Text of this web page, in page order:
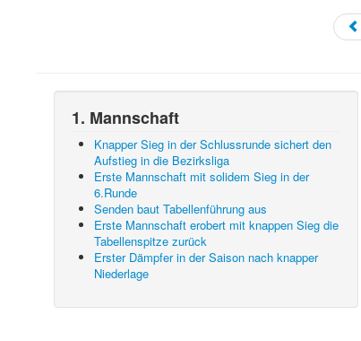
1. Mannschaft
Knapper Sieg in der Schlussrunde sichert den
Aufstieg in die Bezirksliga
Erste Mannschaft mit solidem Sieg in der
6.Runde
Senden baut Tabellenführung aus
Erste Mannschaft erobert mit knappen Sieg die
Tabellenspitze zurück
Erster Dämpfer in der Saison nach knapper
Niederlage